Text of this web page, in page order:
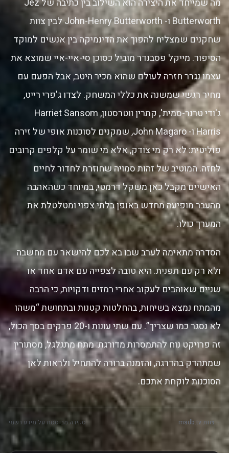
מה שמייחד את היצירה הוא השילוב בין כתיבה של Jez
Butterworth ו- John-Henry Butterworth לבין צוות
שחקנים שמצליח להפוך את הדינמיקה בין אנשים למוקד
הסיפור. מייקל פסבנדר מוביל כסוכן סי-איי-איי שמוצא את
עצמו נגרר חזרה לעולם שהוא מכיר היטב, אבל הפעם עם
מחיר רגשי שמשנה את כללי המשחק. לצדו ג'פרי רייט,
ג'ודי טרנר-סמית', קתרין ווטרסטון, Harriet Sansom
Harris ו- John Magaro, שמקנים לסוכנות אופי של זירה
פוליטית: לא רק מי צודק, אלא מי שומר על קלפים קרובים
לחזה. המוטיב של זהות סמויה שחוזרת לחדור לחיים
האישיים מקבל כאן משקל דרמטי, במיוחד כשהאהבה
מהעבר מופיעה מחדש באופן בלתי צפוי ומטלטלת את
המערך כולו.
הסדרה מתאימה לערב שבו בא לכם להישאר עם מחשבה
ולא רק עם תפנית. היא טובה לצפייה עם אדם אחד או
שניים שאוהבים לעקוב אחרי רמזים ודקויות, כי הרבה
מהמתח נמצא בשיחות, בהחלטות קטנות ובתחושת “משהו
לא נסגר כמו שצריך”. עם שתי עונות ו-20 פרקים בסך הכול,
זה פרויקט נוח להתמסרות מדורגת: מתח מתגלגל, מסתורין
שמתהדק בהדרגה, והזמנה ברורה להתחיל ולראות לאן
הסוכנות לוקחת אתכם.
— צוות msdb.tv סקירה מבוססת על מידע רשמי